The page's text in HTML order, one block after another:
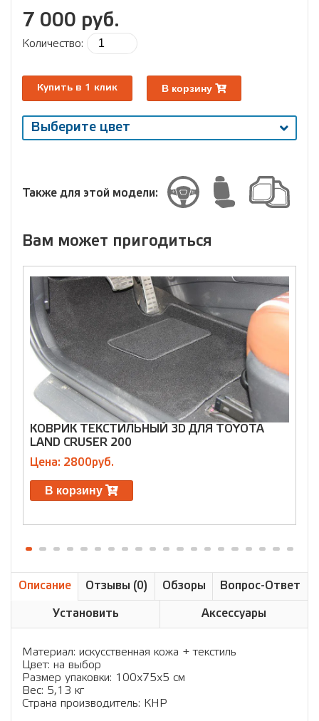
7 000 руб.
Количество:
Купить в 1 клик В корзину
Выберите цвет
Выберите
Также для этой модели:
Вам может пригодиться
КОВРИК ТЕКСТИЛЬНЫЙ 3D ДЛЯ TOYOTA
LAND CRUSER 200
Цена: 2800руб.
В корзину
Описание Отзывы (0) Обзоры Вопрос-Ответ
Установить Аксессуары
Материал: искусственная кожа + текстиль
Цвет: на выбор
Размер упаковки: 100х75х5 см
Вес: 5,13 кг
Страна производитель: КНР